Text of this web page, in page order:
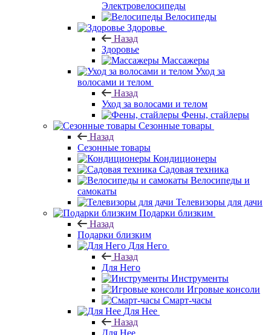
Электровелосипеды
Велосипеды
Здоровье
Назад
Здоровье
Массажеры
Уход за
волосами и телом
Назад
Уход за волосами и телом
Фены, стайлеры
Сезонные товары
Назад
Сезонные товары
Кондиционеры
Садовая техника
Велосипеды и
самокаты
Телевизоры для дачи
Подарки близким
Назад
Подарки близким
Для Него
Назад
Для Него
Инструменты
Игровые консоли
Смарт-часы
Для Нее
Назад
Для Нее